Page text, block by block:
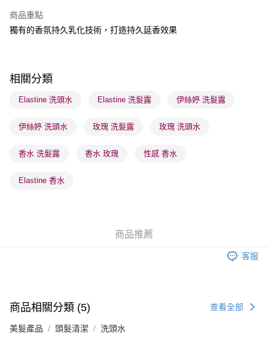
BoC Pay
每筆HK$65.00，滿HK$300.00或以上免運費
順豐站及營業點 - 確認發貨後1-3個工作天送達
物流公司進行物流配送
澳門地區配送 - 確認發貨後1-4個工作天送達 運費表
商品重點
獨有的香氛持久乳化技術，打造持久延香效果
相關分類
Elastine 洗頭水 Elastine 洗髮露 伊絲婷 洗髮露
伊絲婷 洗頭水 玫瑰 洗髮露 玫瑰 洗頭水
香水 洗髮露 香水 玫瑰 性感 香水
Elastine 香水
商品推薦
客服
商品相關分類 (5) 查看全部
美髮產品 頭髮清潔 洗頭水